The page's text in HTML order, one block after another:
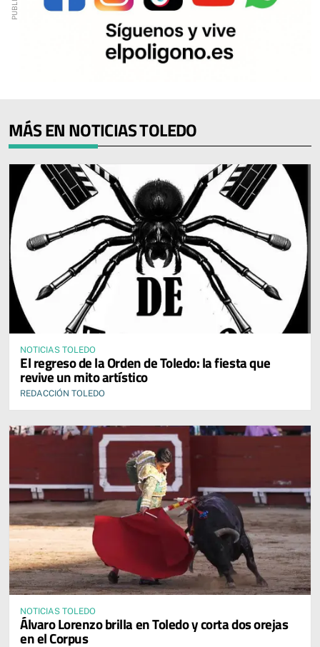
MÁS EN NOTICIAS TOLEDO
NOTICIAS TOLEDO
El regreso de la Orden de Toledo: la fiesta que
revive un mito artístico
REDACCIÓN TOLEDO
NOTICIAS TOLEDO
Álvaro Lorenzo brilla en Toledo y corta dos orejas
en el Corpus